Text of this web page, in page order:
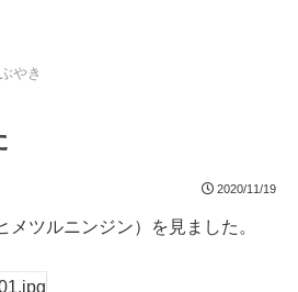
やき
2020/11/19
メツルニンジン）を見ました。